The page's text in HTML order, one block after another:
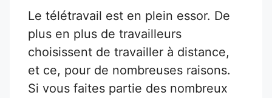
Le télétravail est en plein essor. De
plus en plus de travailleurs
choisissent de travailler à distance,
et ce, pour de nombreuses raisons.
Si vous faites partie des nombreux